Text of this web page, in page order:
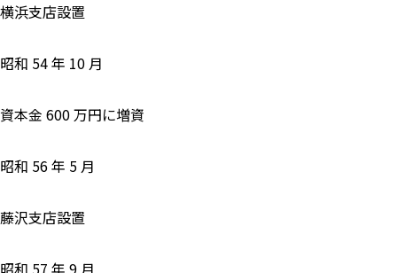
横浜支店設置
昭和 54 年 10 月
資本金 600 万円に増資
昭和 56 年 5 月
藤沢支店設置
昭和 57 年 9 月